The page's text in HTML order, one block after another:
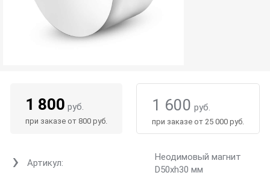
1 800 руб.
при заказе от 800 руб.
1 600 руб.
при заказе от 25 000 руб.
Артикул:
Неодимовый магнит
D50хh30 мм